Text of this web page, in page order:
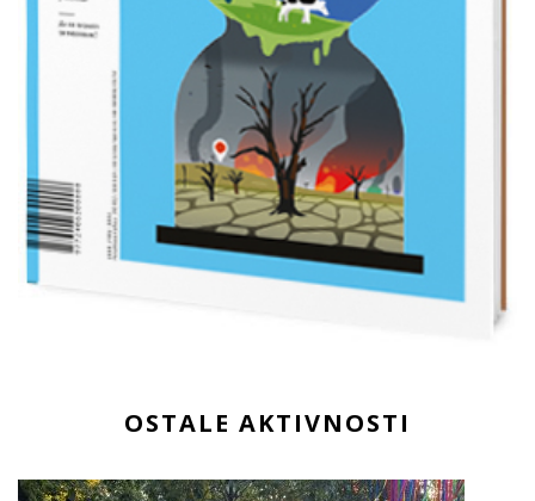
OSTALE AKTIVNOSTI